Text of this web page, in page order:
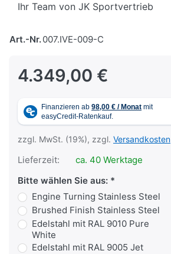
Ihr Team von JK Sportvertrieb
Art.-Nr.007.IVE-009-C
4.349,00 €
zzgl. MwSt. (19%), zzgl. Versandkosten
Lieferzeit:
ca. 40 Werktage
Bitte wählen Sie aus:
Engine Turning Stainless Steel
Brushed Finish Stainless Steel
Edelstahl mit RAL 9010 Pure
White
Edelstahl mit RAL 9005 Jet